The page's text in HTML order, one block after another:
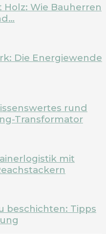
Holz: Wie Bauherren
Die Energiewende
rund
Transformator
mit
beschichten: Tipps